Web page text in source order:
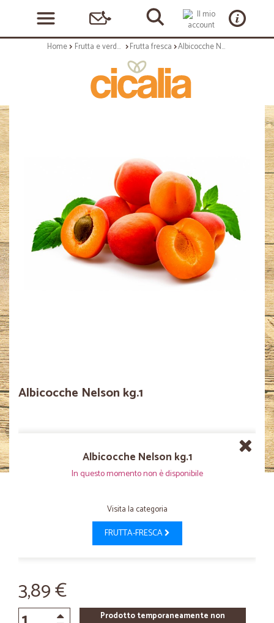
Home Frutta e verdura Frutta fresca Albicocche Nelson kg.1
Albicocche Nelson kg.1
Albicocche Nelson kg.1
In questo momento non è disponibile
Visita la categoria
FRUTTA-FRESCA
3,89 €
Prodotto temporaneamente non